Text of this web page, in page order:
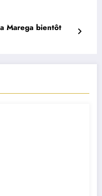
Marega bientôt